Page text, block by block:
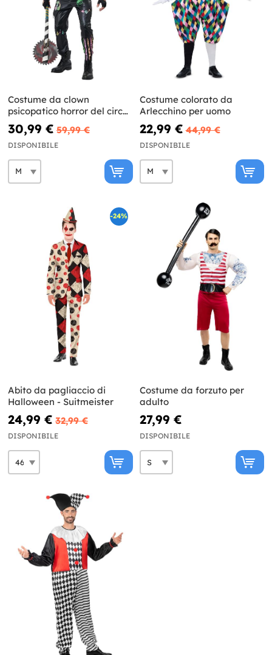
Costume da clown
psicopatico horror del circo
da uomo
30,99 € 59,99 €
DISPONIBILE
Costume colorato da
Arlecchino per uomo
22,99 € 44,99 €
DISPONIBILE
-24%
Abito da pagliaccio di
Halloween - Suitmeister
24,99 € 32,99 €
DISPONIBILE
Costume da forzuto per
adulto
27,99 €
DISPONIBILE